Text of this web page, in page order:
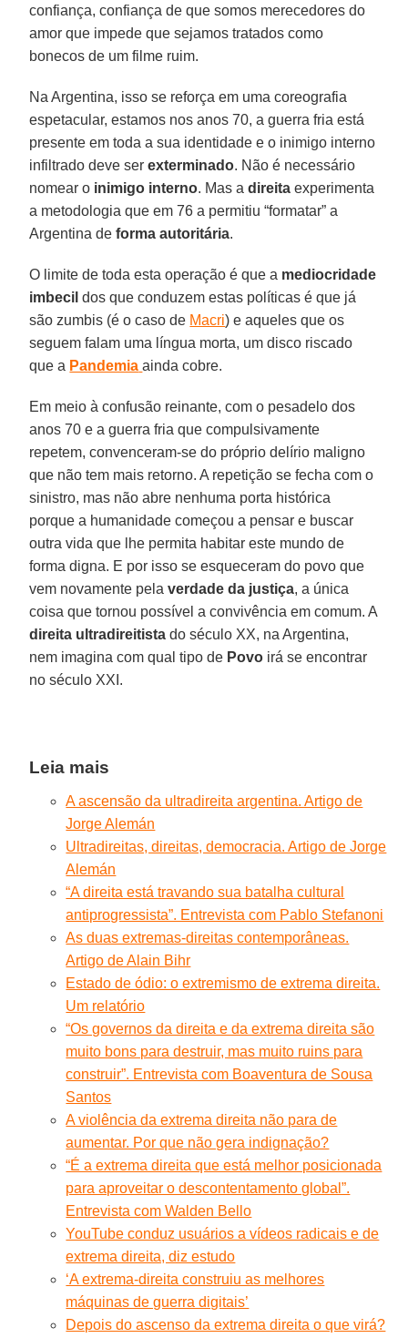
confiança, confiança de que somos merecedores do
amor que impede que sejamos tratados como
bonecos de um filme ruim.
Na Argentina, isso se reforça em uma coreografia
espetacular, estamos nos anos 70, a guerra fria está
presente em toda a sua identidade e o inimigo interno
infiltrado deve serexterminado. Não é necessário
nomear o inimigo interno. Mas adireita experimenta
a metodologia que em 76 a permitiu “formatar” a
Argentina deforma autoritária.
O limite de toda esta operação é que a mediocridade
imbecil dos que conduzem estas políticas é que já
são zumbis (é o caso de Macri) e aqueles que os
seguem falam uma língua morta, um disco riscado
que a Pandemia ainda cobre.
Em meio à confusão reinante, com o pesadelo dos
anos 70 e a guerra fria que compulsivamente
repetem, convenceram-se do próprio delírio maligno
que não tem mais retorno. A repetição se fecha com o
sinistro, mas não abre nenhuma porta histórica
porque a humanidade começou a pensar e buscar
outra vida que lhe permita habitar este mundo de
forma digna. E por isso se esqueceram do povo que
vem novamente pelaverdade da justiça, a única
coisa que tornou possível a convivência em comum. A
direita ultradireitista do século XX, na Argentina,
nem imagina com qual tipo de Povo irá se encontrar
no século XXI.
Leia mais
A ascensão da ultradireita argentina. Artigo de
Jorge Alemán
Ultradireitas, direitas, democracia. Artigo de Jorge
Alemán
“A direita está travando sua batalha cultural
antiprogressista”. Entrevista com Pablo Stefanoni
As duas extremas-direitas contemporâneas.
Artigo de Alain Bihr
Estado de ódio: o extremismo de extrema direita.
Um relatório
“Os governos da direita e da extrema direita são
muito bons para destruir, mas muito ruins para
construir”. Entrevista com Boaventura de Sousa
Santos
A violência da extrema direita não para de
aumentar. Por que não gera indignação?
“É a extrema direita que está melhor posicionada
para aproveitar o descontentamento global”.
Entrevista com Walden Bello
YouTube conduz usuários a vídeos radicais e de
extrema direita, diz estudo
‘A extrema-direita construiu as melhores
máquinas de guerra digitais’
Depois do ascenso da extrema direita o que virá?